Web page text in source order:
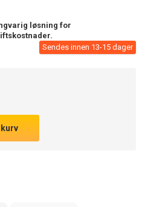
løsning for
Sendes innen 13-15 dager
kurv